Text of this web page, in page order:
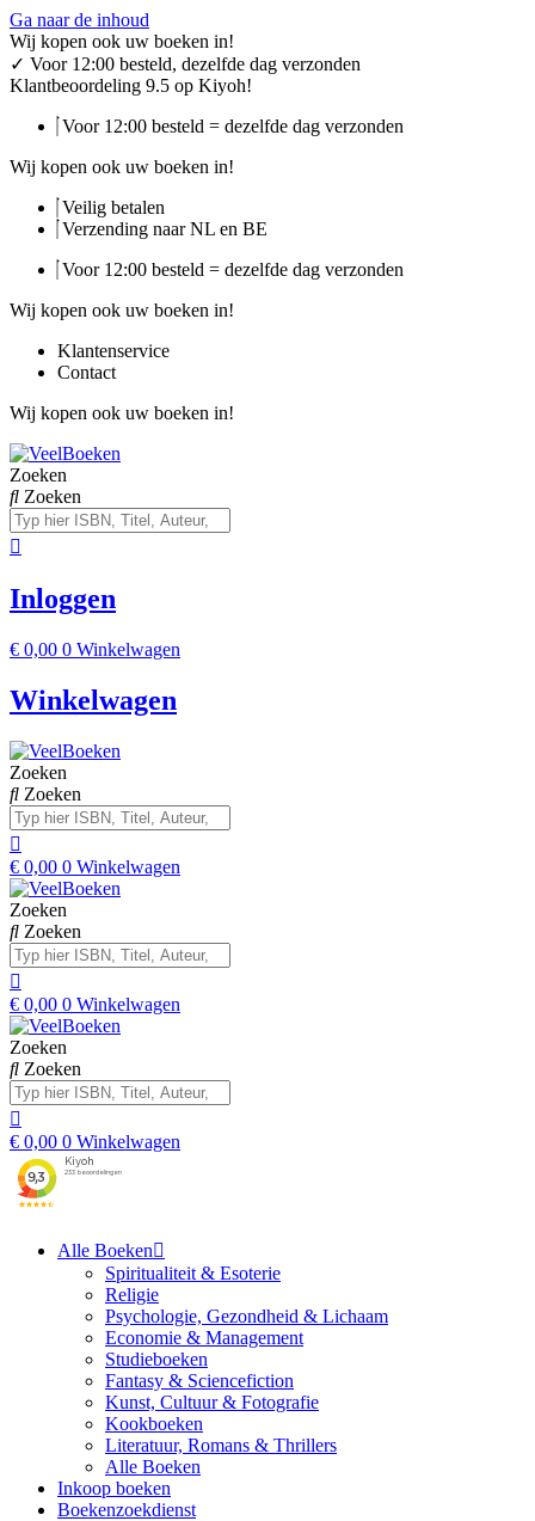
Ga naar de inhoud
Wij kopen ook uw boeken in!
✓ Voor 12:00 besteld, dezelfde dag verzonden
Klantbeoordeling 9.5 op Kiyoh!
Voor 12:00 besteld = dezelfde dag verzonden
Wij kopen ook uw boeken in!
Veilig betalen
Verzending naar NL en BE
Voor 12:00 besteld = dezelfde dag verzonden
Wij kopen ook uw boeken in!
Klantenservice
Contact
Wij kopen ook uw boeken in!
Zoeken
Zoeken
Inloggen
€ 0,00 0 Winkelwagen
Winkelwagen
Zoeken
Zoeken
€ 0,00 0 Winkelwagen
Zoeken
Zoeken
€ 0,00 0 Winkelwagen
Zoeken
Zoeken
€ 0,00 0 Winkelwagen
Alle Boeken
Spiritualiteit & Esoterie
Religie
Psychologie, Gezondheid & Lichaam
Economie & Management
Studieboeken
Fantasy & Sciencefiction
Kunst, Cultuur & Fotografie
Kookboeken
Literatuur, Romans & Thrillers
Alle Boeken
Inkoop boeken
Boekenzoekdienst